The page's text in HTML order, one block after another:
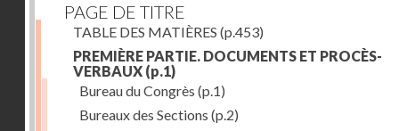
PAGE DE TITRE
TABLE DES MATIÈRES (p.453)
PREMIÈRE PARTIE. DOCUMENTS ET PROCÈS-
VERBAUX (p.1)
Bureau du Congrès (p.1)
Bureaux des Sections (p.2)